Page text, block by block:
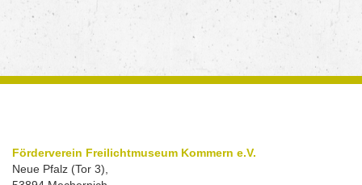
Förderverein Freilichtmuseum Kommern e.V.
Neue Pfalz (Tor 3),